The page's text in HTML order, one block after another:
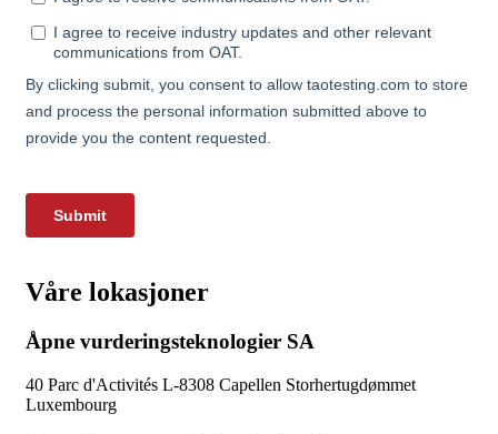
Våre lokasjoner
Åpne vurderingsteknologier SA
40 Parc d'Activités L-8308 Capellen Storhertugdømmet
Luxembourg